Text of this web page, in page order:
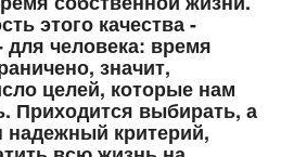
этого качества -
человека: время
значит,
целей, которые нам
Приходится выбирать, а
надежный критерий,